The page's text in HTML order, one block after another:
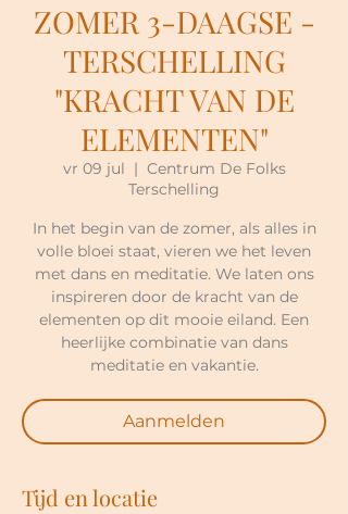
ZOMER 3-DAAGSE -
TERSCHELLING
"KRACHT VAN DE
ELEMENTEN"
vr 09 jul
  |
Centrum De Folks
Terschelling
In het begin van de zomer, als alles in
volle bloei staat, vieren we het leven
met dans en meditatie. We laten ons
inspireren door de kracht van de
elementen op dit mooie eiland. Een
heerlijke combinatie van dans
meditatie en vakantie.
Aanmelden
Tijd en locatie